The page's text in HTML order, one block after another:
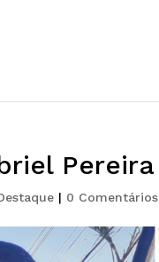
Pereira
| 0 Comentários